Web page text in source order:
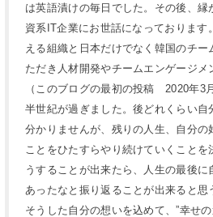
は英語漬けの毎日でした。その後、
資系IT企業にお世話になっております
える組織と日本だけでなく韓国のチ
ただき人材開発やチームエンゲージメ
（このブログの最初の投稿 2020年3
半世紀が過ぎました。後どれくらい
分かりませんが、残りの人生、自分の
ことをひたすらやり続けていくこと
うすることが出来たら、人生の最後
あったなと振り返ることが出来ると
そうした自分の想いを込めて、”幸せ